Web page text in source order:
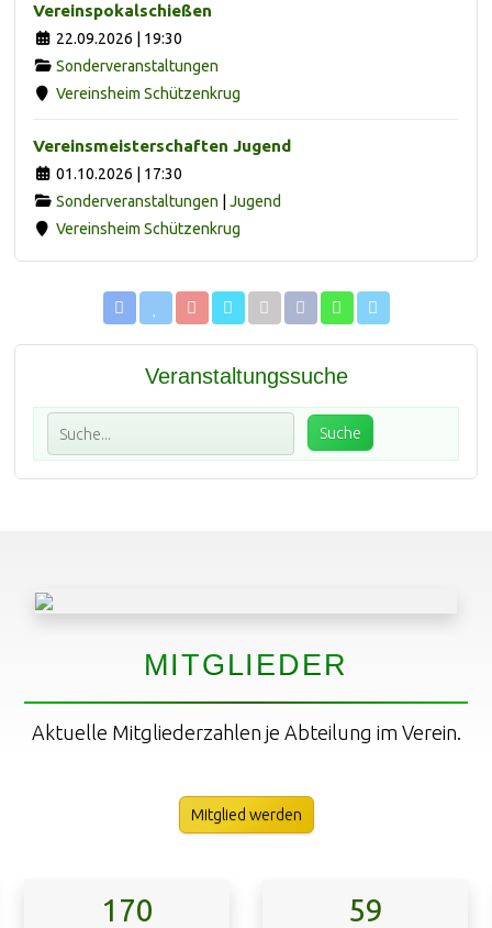
Vereinspokalschießen
22.09.2026 | 19:30
Sonderveranstaltungen
Vereinsheim Schützenkrug
Vereinsmeisterschaften Jugend
01.10.2026 | 17:30
Sonderveranstaltungen
Jugend
Vereinsheim Schützenkrug
Veranstaltungssuche
MITGLIEDER
Aktuelle Mitgliederzahlen je Abteilung im Verein.
Mitglied werden
170 59